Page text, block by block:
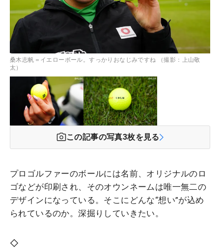
桑木志帆＝イエローボール。すっかりおなじみですね （撮影：上山敬
太）
この記事の写真3枚を見る
プロゴルファーのボールには名前、オリジナルのロ
ゴなどが印刷され、そのオウンネームは唯一無二の
デザインになっている。そこにどんな“想い”が込め
られているのか。深掘りしていきたい。
◇